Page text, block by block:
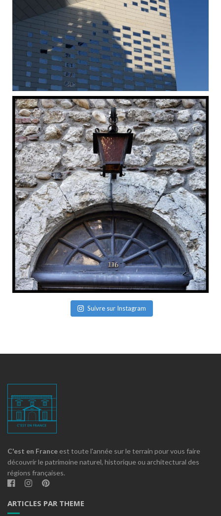
Suivre sur Instagram
C'est en France est toute l'année sur le terrain pour vous faire
découvrir le patrimoine naturel, historique ou architectural des
régions françaises.
ARTICLES PAR THEME